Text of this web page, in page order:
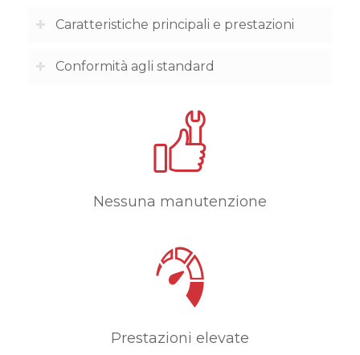
Caratteristiche principali e prestazioni
Conformità agli standard
Nessuna manutenzione
Prestazioni elevate